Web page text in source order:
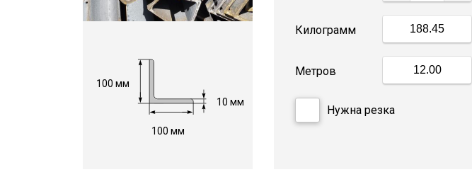
100 мм
100 мм
10 мм
Килограмм
Метров
Нужна резка